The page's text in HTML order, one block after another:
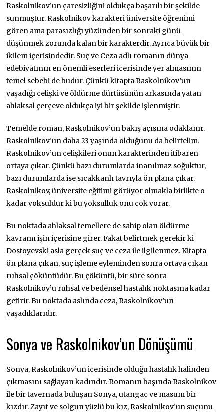
Raskolnikov’un çaresizliğini oldukça başarılı bir şekilde
sunmuştur. Raskolnikov karakteri üniversite öğrenimi
gören ama parasızlığı yüzünden bir sonraki günü
düşünmek zorunda kalan bir karakterdir. Ayrıca büyük bir
ikilem içerisindedir. Suç ve Ceza adlı romanın dünya
edebiyatının en önemli eserleri içerisinde yer almasının
temel sebebi de budur. Çünkü kitapta Raskolnikov’un
yaşadığı çelişki ve öldürme dürtüsünün arkasında yatan
ahlaksal çerçeve oldukça iyi bir şekilde işlenmiştir.
Temelde roman, Raskolnikov’un bakış açısına odaklanır.
Raskolnikov’un daha 23 yaşında olduğunu da belirtelim.
Raskolnikov’un çelişkileri onun karakterinden itibaren
ortaya çıkar. Çünkü bazı durumlarda inanılmaz soğuktur,
bazı durumlarda ise sıcakkanlı tavrıyla ön plana çıkar.
Raskolnikov, üniversite eğitimi görüyor olmakla birlikte o
kadar yoksuldur ki bu yoksulluk onu çok yorar.
Bu noktada ahlaksal temellere de sahip olan öldürme
kavramı işin içerisine girer. Fakat belirtmek gerekir ki
Dostoyevski asla gerçek suç ve ceza ile ilgilenmez. Kitapta
ön plana çıkan, suç işleme eyleminden sonra ortaya çıkan
ruhsal çöküntüdür. Bu çöküntü, bir süre sonra
Raskolnikov’u ruhsal ve bedensel hastalık noktasına kadar
getirir. Bu noktada aslında ceza, Raskolnikov’un
yaşadıklarıdır.
Sonya ve Raskolnikov’un Dönüşümü
Sonya, Raskolnikov’un içerisinde olduğu hastalık halinden
çıkmasını sağlayan kadındır. Romanın başında Raskolnikov
ile bir tavernada buluşan Sonya, utangaç ve masum bir
kızdır. Zayıf ve solgun yüzlü bu kız, Raskolnikov’un suçunu